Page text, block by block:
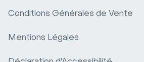
Conditions Générales de Vente
Mentions Légales